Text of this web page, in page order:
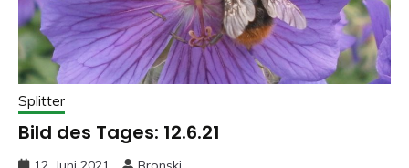
Splitter
Bild des Tages: 12.6.21